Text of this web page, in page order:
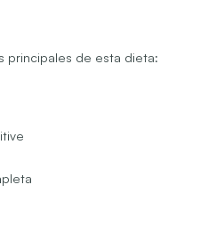
principales de esta dieta: